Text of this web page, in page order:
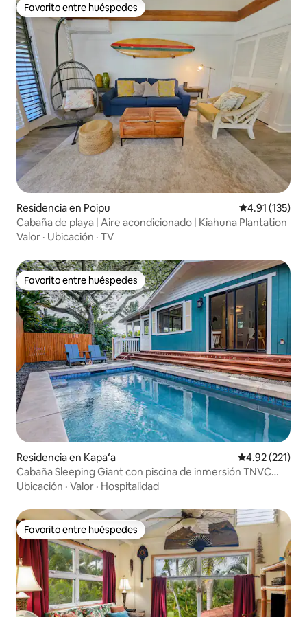
Favorito entre huéspedes
Favorito entre huéspedes
Residencia en Poipu Calificación
4.91 (135)
Cabaña de playa | Aire acondicionado | Kiahuna Plantation
Valor · Ubicación · TV
Favorito entre huéspedes
Favorito entre huéspedes
Residencia en Kapaʻa Calificación
4.92 (221)
Cabaña Sleeping Giant con piscina de inmersión TNVC
1244
Ubicación · Valor · Hospitalidad
Favorito entre huéspedes
Favorito entre huéspedes